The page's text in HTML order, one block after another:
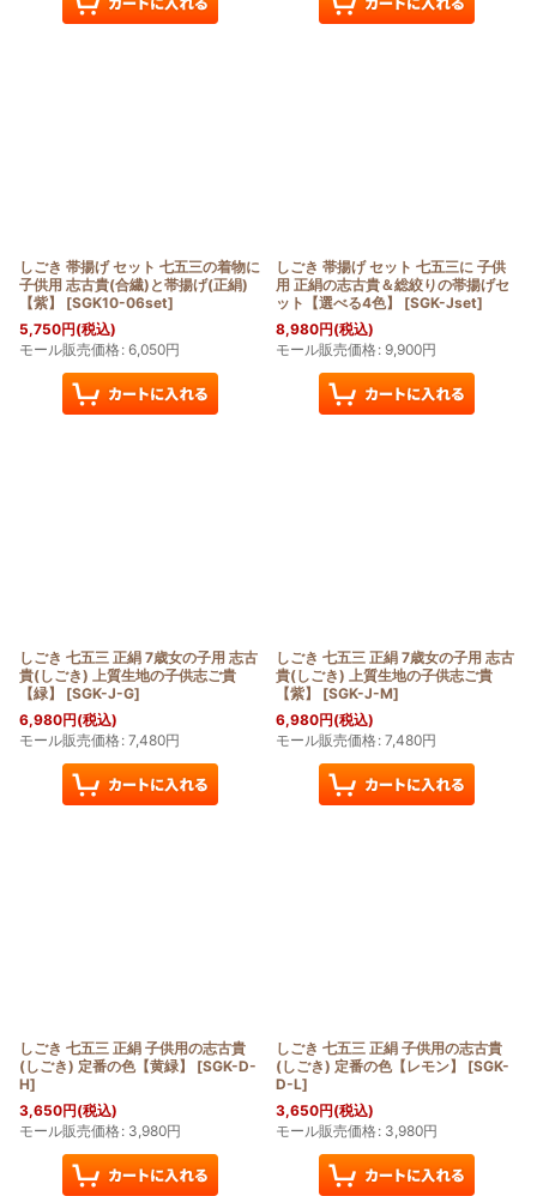
しごき 帯揚げ セット 七五三の着物に
子供用 志古貴(合繊)と帯揚げ(正絹)
【紫】
[SGK10-06set]
5,750円(税込)
モール販売価格: 6,050円
しごき 帯揚げ セット 七五三に 子供
用 正絹の志古貴＆総絞りの帯揚げセ
ット【選べる4色】
[SGK-Jset]
8,980円(税込)
モール販売価格: 9,900円
しごき 七五三 正絹 7歳女の子用 志古
貴(しごき) 上質生地の子供志ご貴
【緑】
[SGK-J-G]
6,980円(税込)
モール販売価格: 7,480円
しごき 七五三 正絹 7歳女の子用 志古
貴(しごき) 上質生地の子供志ご貴
【紫】
[SGK-J-M]
6,980円(税込)
モール販売価格: 7,480円
しごき 七五三 正絹 子供用の志古貴
(しごき) 定番の色【黄緑】
[SGK-D-
H]
3,650円(税込)
モール販売価格: 3,980円
しごき 七五三 正絹 子供用の志古貴
(しごき) 定番の色【レモン】
[SGK-
D-L]
3,650円(税込)
モール販売価格: 3,980円